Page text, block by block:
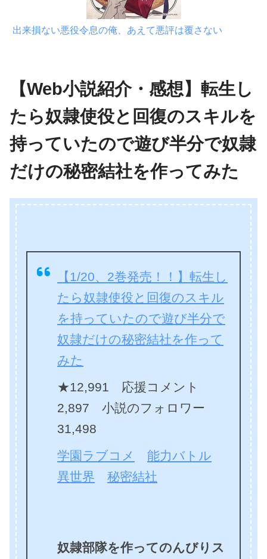
出来損ない悪役令息の俺、あえて悪評は覆さない
【Web小説紹介・感想】転生し
たら奴隷使役と回復のスキルを
持っていたので遊び半分で奴隷
だけの秘密結社を作ってみた
【1/20、2巻発売！！】転生し
たら奴隷使役と回復のスキル
を持っていたので遊び半分で
奴隷だけの秘密結社を作って
みた
★12,991 応援コメント
2,897 小説のフォロワー
31,498
学園ラブコメ
能力バトル
異世界
秘密結社
奴隷部隊を作ってのんびりス